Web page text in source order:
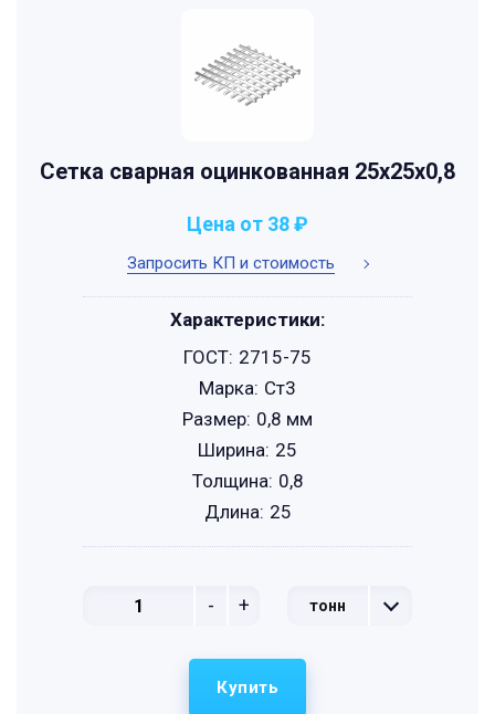
Сетка сварная оцинкованная 25х25х0,8
Запросить КП и стоимость
Цена от 38 ₽
- + тонн
Характеристики:
ГОСТ: 2715-75
Марка: Ст3
Размер: 0,8 мм
Ширина: 25
Толщина: 0,8
Длина: 25
Купить